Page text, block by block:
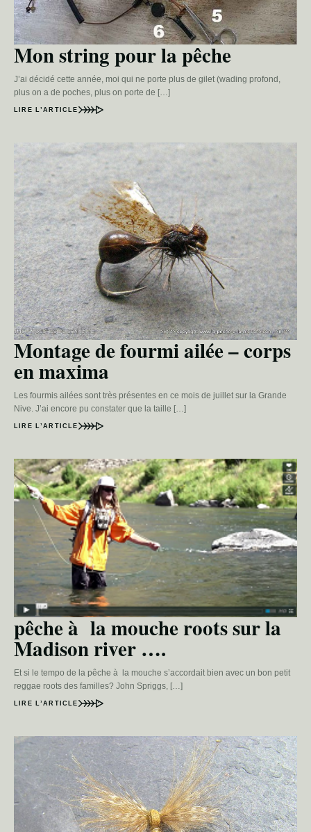
Mon string pour la pêche
J’ai décidé cette année, moi qui ne porte plus de gilet (wading profond,
plus on a de poches, plus on porte de […]
LIRE L’ARTICLE
Montage de fourmi ailée – corps
en maxima
Les fourmis ailées sont très présentes en ce mois de juillet sur la Grande
Nive. J’ai encore pu constater que la taille […]
LIRE L’ARTICLE
pêche à la mouche roots sur la
Madison river ….
Et si le tempo de la pêche à la mouche s’accordait bien avec un bon petit
reggae roots des familles? John Spriggs, […]
LIRE L’ARTICLE